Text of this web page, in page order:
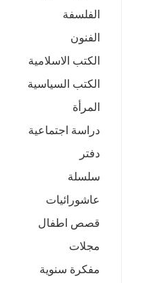
الفلسفة
الفنون
الكتب الاسلامية
الكتب السياسية
المرأة
دراسة اجتماعية
دفتر
سلسلة
عاشورائيات
قصص اطفال
مجلات
مفكرة سنوية